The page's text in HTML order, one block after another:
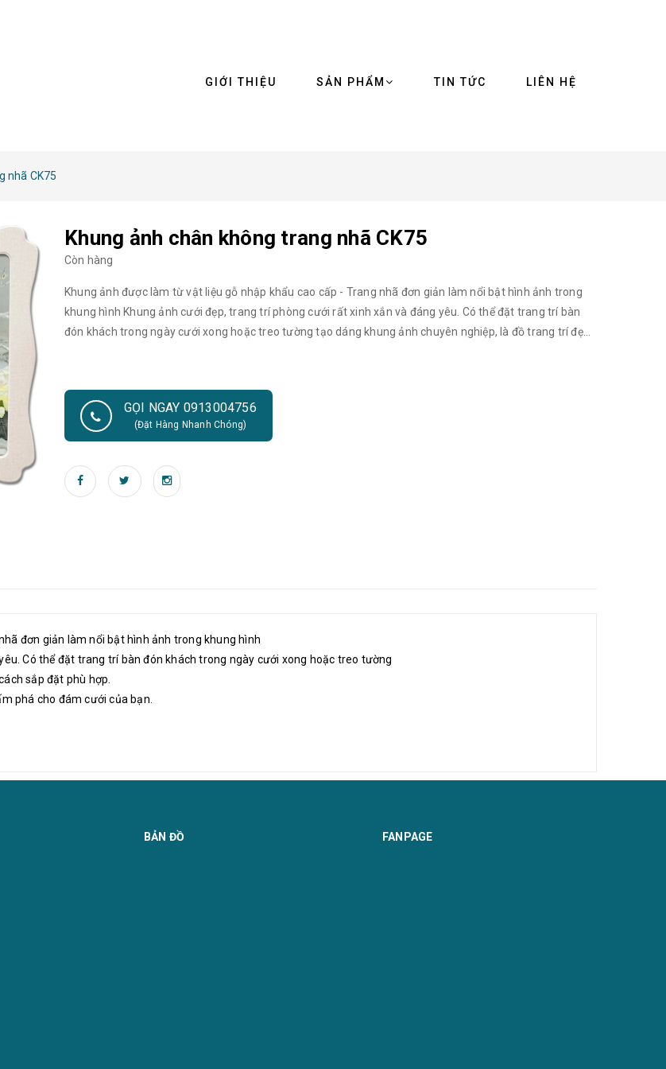
GIỚI THIỆU SẢN PHẨM TIN TỨC LIÊN HỆ
nhã CK75
Khung ảnh chân không trang nhã CK75
Còn hàng
Khung ảnh được làm từ vật liệu gỗ nhập khẩu cao cấp - Trang nhã đơn giản làm nổi bật hình ảnh trong
khung hình Khung ảnh cưới đẹp, trang trí phòng cưới rất xinh xắn và đáng yêu. Có thể đặt trang trí bàn
đón khách trong ngày cưới xong hoặc treo tường tạo dáng khung ảnh chuyên nghiệp, là đồ trang trí đẹp
GỌI NGAY 0913004756
(Đặt Hàng Nhanh Chóng)
đơn giản làm nổi bật hình ảnh trong khung hình
Có thể đặt trang trí bàn đón khách trong ngày cưới xong hoặc treo tường
sắp đặt phù hợp.
phá cho đám cưới của bạn.
BẢN ĐỒ FANPAGE